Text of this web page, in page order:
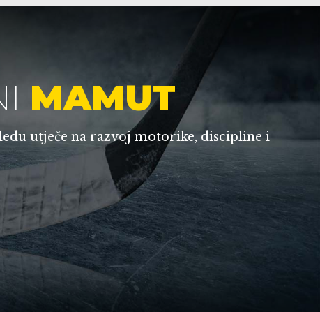
MAMUT
utječe na razvoj motorike, discipline i